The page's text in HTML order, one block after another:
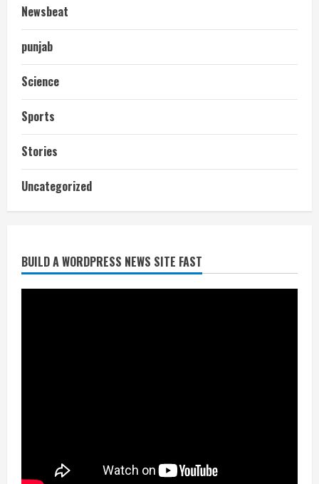
Newsbeat
punjab
Science
Sports
Stories
Uncategorized
BUILD A WORDPRESS NEWS SITE FAST
July 24, 2026
निर्धारित मानक व नियम का बारीकी से किया
जाएगा परीक्षण, तब कार्रवाई
निजीविशेषज्ञों की रिपोर्ट पर भी मिलेगा